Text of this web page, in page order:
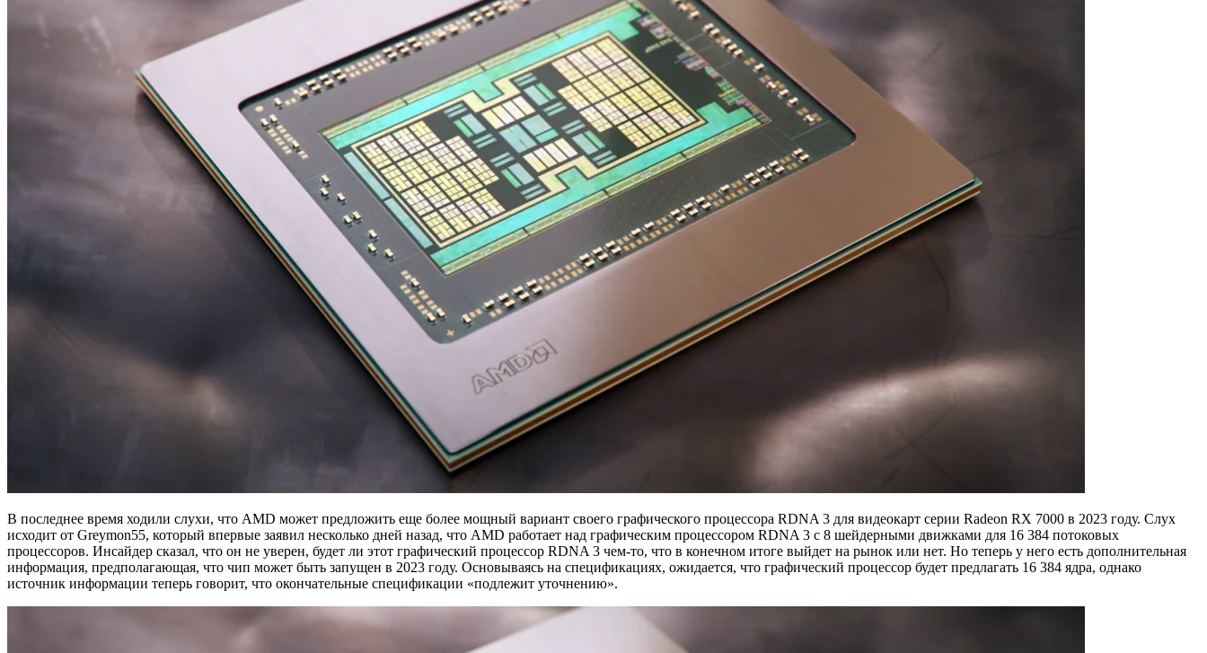
В последнее время ходили слухи, что AMD может предложить еще более мощный вариант своего графического процессора RDNA 3 для видеокарт серии Radeon RX 7000 в 2023 году. Слух
исходит от Greymon55, который впервые заявил несколько дней назад, что AMD работает над графическим процессором RDNA 3 с 8 шейдерными движками для 16 384 потоковых
процессоров. Инсайдер сказал, что он не уверен, будет ли этот графический процессор RDNA 3 чем-то, что в конечном итоге выйдет на рынок или нет. Но теперь у него есть дополнительная
информация, предполагающая, что чип может быть запущен в 2023 году. Основываясь на спецификациях, ожидается, что графический процессор будет предлагать 16 384 ядра, однако
источник информации теперь говорит, что окончательные спецификации «подлежит уточнению».